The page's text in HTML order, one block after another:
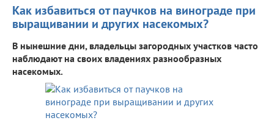
Как избавиться от паучков на винограде при
выращивании и других насекомых?
В нынешние дни, владельцы загородных участков часто
наблюдают на своих владениях разнообразных
насекомых.